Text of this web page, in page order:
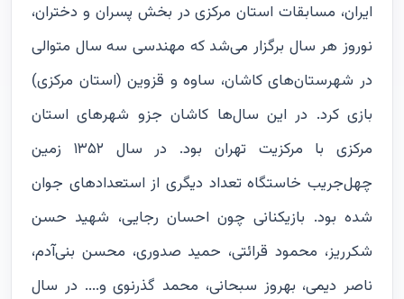
ایران، مسابقات استان مرکزی در بخش پسران و دختران،
نوروز هر سال برگزار می‌شد که مهندسی سه سال متوالی
در شهرستان‌های کاشان، ساوه و قزوین (استان مرکزی)
بازی کرد. در این سال‌ها کاشان جزو شهرهای استان
مرکزی با مرکزیت تهران بود. در سال ۱۳۵۲ زمین
چهل‌جریب خاستگاه تعداد دیگری از استعدادهای جوان
شده بود. بازیکنانی چون احسان رجایی، شهید حسن
شکرریز، محمود قرائتی، حمید صدوری، محسن بنی‌آدم،
ناصر دیمی، بهروز سبحانی، محمد گذرنوی و.... در سال